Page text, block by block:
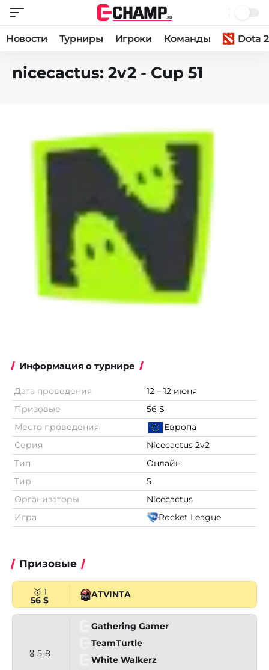
Новости Турниры Игроки Команды Dota 2
nicecactus: 2v2 - Cup 51
Информация о турнире
Дата проведения
12 – 12 июня
Призовые
56 $
Место проведения
Европа
Серия
Nicecactus 2v2
Тип
Онлайн
Тир
5
Организаторы
Nicecactus
Игра
Rocket League
Призовые
🥇 1
56 $
ATVINTA
🎖 5-8
Gathering Gamer
TeamTurtle
White Walkerz